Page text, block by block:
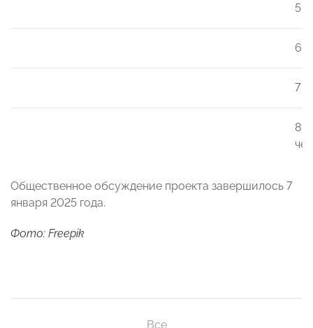
5
6
7
8
Общественное обсуждение проекта завершилось 7
января 2025 года.
Фото: Freepik
Все